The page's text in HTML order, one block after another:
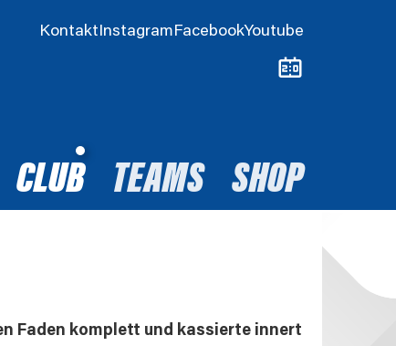
Kontakt Instagram FacebookYoutube
CLUB TEAMS SHOP
Faden komplett und kassierte innert